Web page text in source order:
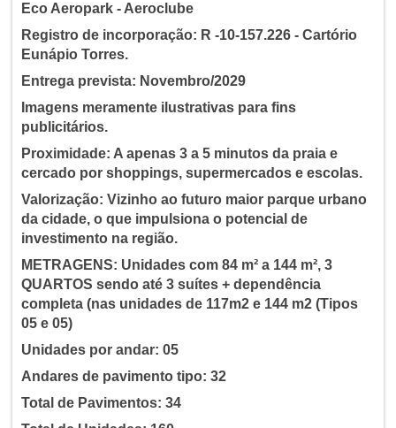
Eco Aeropark - Aeroclube
Registro de incorporação: R -10-157.226 - Cartório
Eunápio Torres.
Entrega prevista: Novembro/2029
Imagens meramente ilustrativas para fins
publicitários.
Proximidade: A apenas 3 a 5 minutos da praia e
cercado por shoppings, supermercados e escolas.
Valorização: Vizinho ao futuro maior parque urbano
da cidade, o que impulsiona o potencial de
investimento na região.
METRAGENS: Unidades com 84 m² a 144 m², 3
QUARTOS sendo até 3 suítes + dependência
completa (nas unidades de 117m2 e 144 m2 (Tipos
05 e 05)
Unidades por andar: 05
Andares de pavimento tipo: 32
Total de Pavimentos: 34